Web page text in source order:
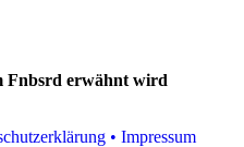
Fnbsrd erwähnt wird
• Impressum